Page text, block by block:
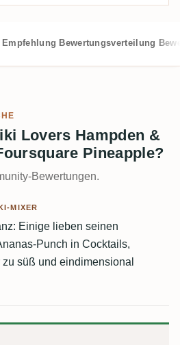
Empfehlung Bewertungsverteilung
Lovers Hampden &
Pineapple?
Bewertungen.
MIXER
Einige lieben seinen
Punch in Cocktails,
süß und eindimensional